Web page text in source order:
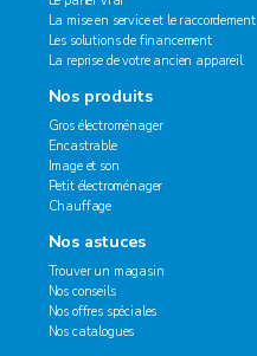
La mise en service et le raccordement
Les solutions de financement
La reprise de votre ancien appareil
Nos produits
Gros électroménager
Encastrable
Image et son
Petit électroménager
Chauffage
Nos astuces
Trouver un magasin
Nos conseils
Nos offres spéciales
Nos catalogues